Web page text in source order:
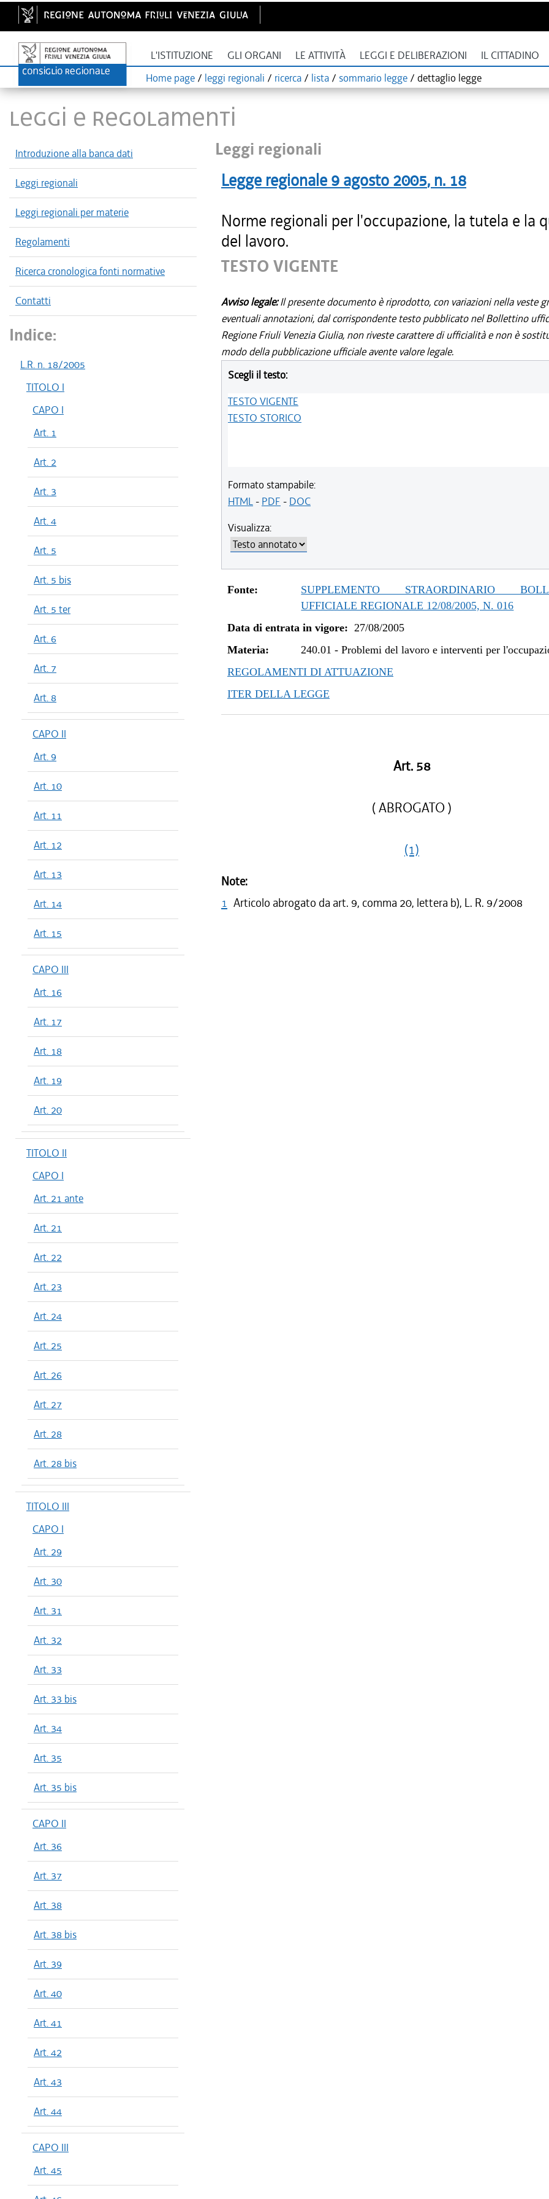
L'ISTITUZIONE GLI ORGANI LE ATTIVITÀ LEGGI E DELIBERAZIONI IL CITTADINO
Home page / leggi regionali / ricerca / lista / sommario legge / dettaglio legge
LEGGI E REGOLAMENTI
Introduzione alla banca dati
Leggi regionali
Leggi regionali per materie
Regolamenti
Ricerca cronologica fonti normative
Contatti
Indice:
L.R. n. 18/2005
TITOLO I
CAPO I
Art. 1
Art. 2
Art. 3
Art. 4
Art. 5
Art. 5 bis
Art. 5 ter
Art. 6
Art. 7
Art. 8
CAPO II
Art. 9
Art. 10
Art. 11
Art. 12
Art. 13
Art. 14
Art. 15
CAPO III
Art. 16
Art. 17
Art. 18
Art. 19
Art. 20
TITOLO II
CAPO I
Art. 21 ante
Art. 21
Art. 22
Art. 23
Art. 24
Art. 25
Art. 26
Art. 27
Art. 28
Art. 28 bis
TITOLO III
CAPO I
Art. 29
Art. 30
Art. 31
Art. 32
Art. 33
Art. 33 bis
Art. 34
Art. 35
Art. 35 bis
CAPO II
Art. 36
Art. 37
Art. 38
Art. 38 bis
Art. 39
Art. 40
Art. 41
Art. 42
Art. 43
Art. 44
CAPO III
Art. 45
Leggi regionali
Legge regionale 9 agosto 2005, n. 18
Norme regionali per l'occupazione, la tutela e la
del lavoro.
TESTO VIGENTE
Avviso legale:Il presente documento è riprodotto, con variazioni nella veste
eventuali annotazioni, dal corrispondente testo pubblicato nel Bollettino
Regione Friuli Venezia Giulia, non riveste carattere di ufficialità e non è
modo della pubblicazione ufficiale avente valore legale.
Scegli il testo:
TESTO VIGENTE
TESTO STORICO
Formato stampabile:
HTML- PDF - DOC
Visualizza:
Fonte:
SUPPLEMENTO STRAORDINARIO
UFFICIALE REGIONALE 12/08/2005, N. 016
Data di entrata in vigore: 27/08/2005
Materia:
240.01 -Problemi del lavoro e interventi per
REGOLAMENTI DI ATTUAZIONE
ITER DELLA LEGGE
Art. 58
( ABROGATO )
(1)
Note:
1 Articolo abrogato da art. 9, comma 20, lettera b), L. R. 9/2008